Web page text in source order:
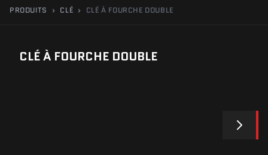
PRODUITS › CLÉ › CLÉ À FOURCHE DOUBLE
CLÉ À FOURCHE DOUBLE